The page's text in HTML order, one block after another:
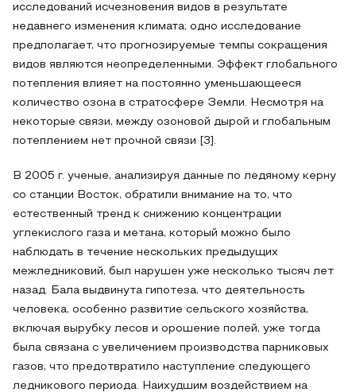
исследований исчезновения видов в результате
недавнего изменения климата; одно исследование
предполагает, что прогнозируемые темпы сокращения
видов являются неопределенными. Эффект глобального
потепления влияет на постоянно уменьшающееся
количество озона в стратосфере Земли. Несмотря на
некоторые связи, между озоновой дырой и глобальным
потеплением нет прочной связи [3].
В 2005 г. ученые, анализируя данные по ледяному керну
со станции Восток, обратили внимание на то, что
естественный тренд к снижению концентрации
углекислого газа и метана, который можно было
наблюдать в течение нескольких предыдущих
межледниковий, был нарушен уже несколько тысяч лет
назад. Бала выдвинута гипотеза, что деятельность
человека, особенно развитие сельского хозяйства,
включая вырубку лесов и орошение полей, уже тогда
была связана с увеличением производства парниковых
газов, что предотвратило наступление следующего
ледникового периода. Наихудшим воздействием на